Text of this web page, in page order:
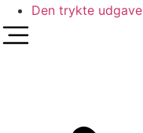
Den trykte udgave